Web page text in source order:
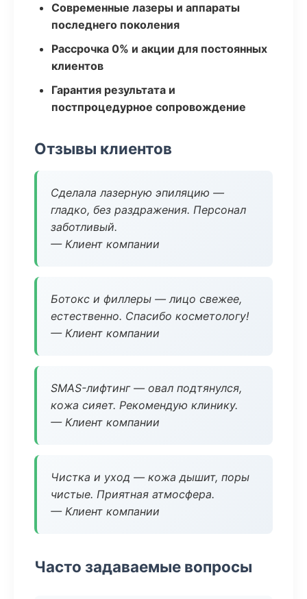
Современные лазеры и аппараты
последнего поколения
Рассрочка 0% и акции для постоянных
клиентов
Гарантия результата и
постпроцедурное сопровождение
Отзывы клиентов
Сделала лазерную эпиляцию —
гладко, без раздражения. Персонал
заботливый.
— Клиент компании
Ботокс и филлеры — лицо свежее,
естественно. Спасибо косметологу!
— Клиент компании
SMAS-лифтинг — овал подтянулся,
кожа сияет. Рекомендую клинику.
— Клиент компании
Чистка и уход — кожа дышит, поры
чистые. Приятная атмосфера.
— Клиент компании
Часто задаваемые вопросы